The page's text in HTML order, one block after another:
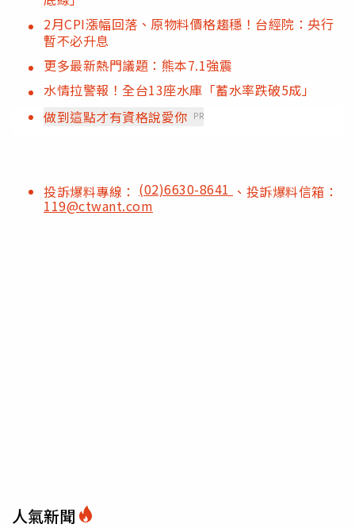
2月CPI漲幅回落、原物料價格趨穩！台經院：央行
暫不必升息
更多最新熱門議題：熊本7.1強震
水情拉警報！全台13座水庫「蓄水率跌破5成」
做到這點才有資格說愛你 PR
投訴爆料專線： (02)6630-8641 、投訴爆料信箱：
119@ctwant.com
人氣新聞